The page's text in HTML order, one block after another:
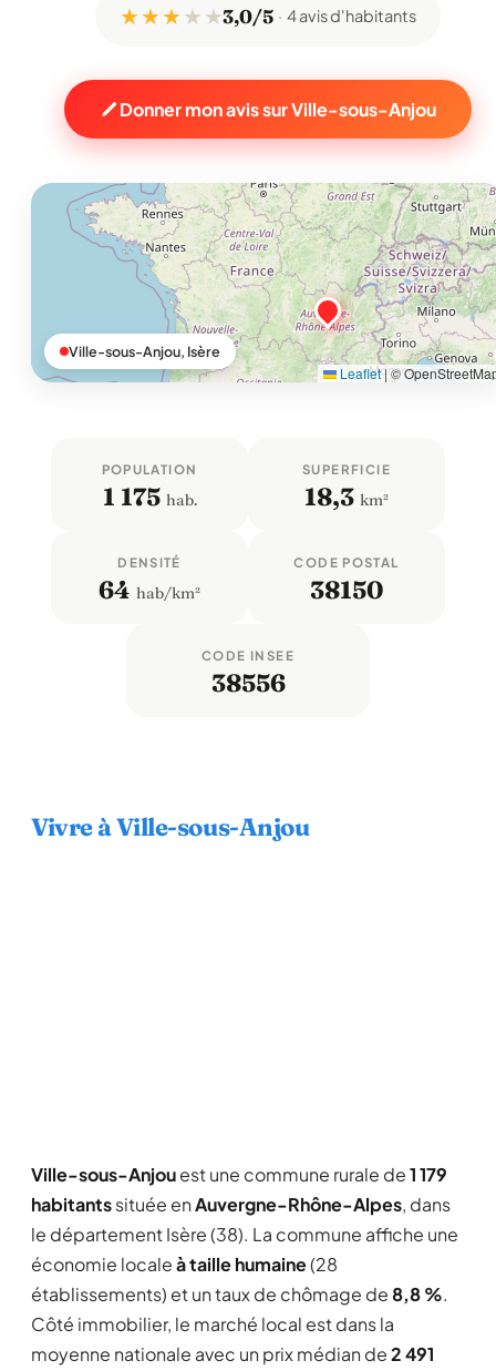
★ ★ ★★ ★3,0/5 4 avis d'habitants
Donner mon avis sur Ville-sous-Anjou
Leaflet|©
Ville-sous-Anjou, Isère
POPULATION
1 175 hab.
SUPERFICIE
18,3 km²
DENSITÉ
64 hab/km²
CODE POSTAL
38150
CODE INSEE
38556
Vivre à Ville-sous-Anjou
Ville-sous-Anjouest une commune rurale de1 179
habitantssituée enAuvergne-Rhône-Alpes, dans
le département Isère (38). La commune affiche une
économie localeà taille humaine(28
établissements) et un taux de chômage de8,8 %.
Côté immobilier, le marché local est dans la
moyenne nationale avec un prix médian de2 491